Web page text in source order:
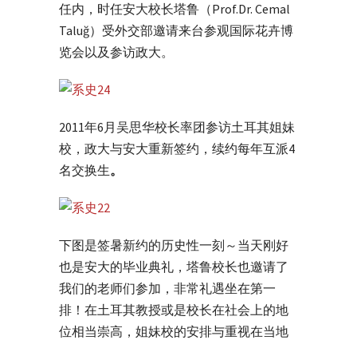
任内，时任安大校长塔鲁（Prof.Dr. Cemal
Taluğ）受外交部邀请来台参观国际花卉博
览会以及参访政大。
2011年6月吴思华校长率团参访土耳其姐妹
校，政大与安大重新签约，续约每年互派4
名交换生。
下图是签暑新约的历史性一刻～当天刚好
也是安大的毕业典礼，塔鲁校长也邀请了
我们的老师们参加，非常礼遇坐在第一
排！在土耳其教授或是校长在社会上的地
位相当崇高，姐妹校的安排与重视在当地